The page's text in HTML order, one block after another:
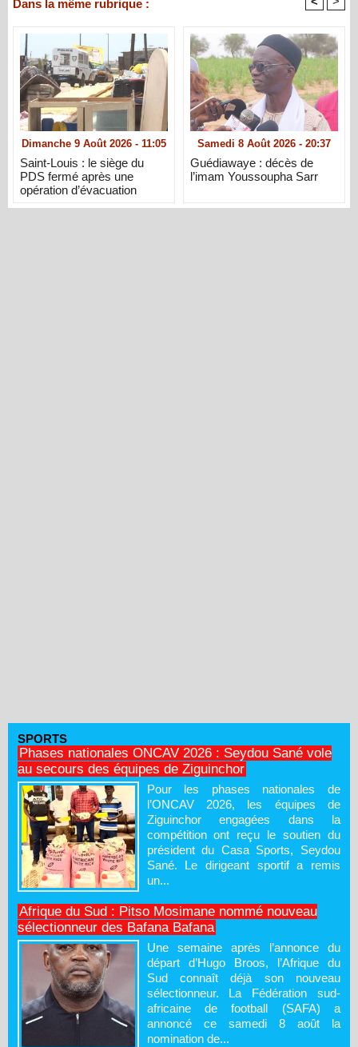
Dans la même rubrique :
Dimanche 9 Août 2026 - 11:05
Saint-Louis : le siège du
PDS fermé après une
opération d’évacuation
Samedi 8 Août 2026 - 20:37
Guédiawaye : décès de
l’imam Youssoupha Sarr
SPORTS
Phases nationales ONCAV 2026 : Seydou Sané vole
au secours des équipes de Ziguinchor
Pour les phases nationales de
l’ONCAV 2026, les équipes de
Ziguinchor engagées dans la
compétition ont reçu le soutien du
président du Casa Sports, Seydou
Sané. Le dirigeant sportif a remis
un...
Afrique du Sud : Pitso Mosimane nommé nouveau
sélectionneur des Bafana Bafana
Une semaine après l’annonce du
départ d’Hugo Broos, l’Afrique du
Sud connaît déjà son nouveau
sélectionneur. La Fédération sud-
africaine de football (SAFA) a
annoncé ce samedi 8 août la
nomination de...